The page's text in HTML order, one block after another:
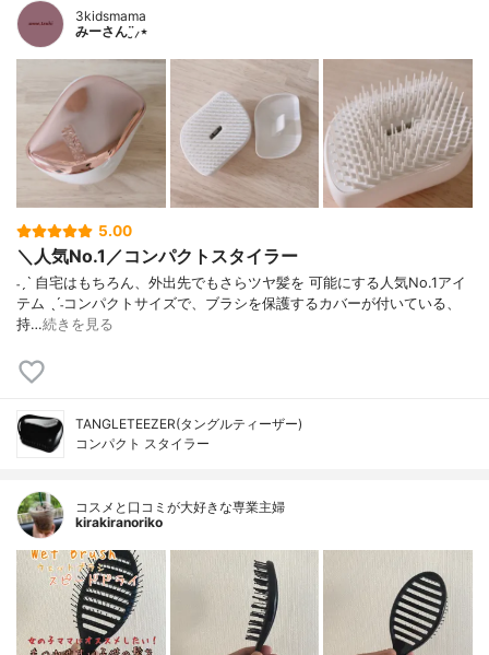
3kidsmama
みーさん¨̮⸝⋆
5.00
＼人気No.1／コンパクトスタイラー
˗ˏˋ 自宅はもちろん、外出先でもさらツヤ髪を 可能にする人気No.1アイ
テム ˎˊ˗コンパクトサイズで、ブラシを保護するカバーが付いている、
持…続きを見る
TANGLETEEZER(タングルティーザー)
コンパクト スタイラー
コスメと口コミが大好きな専業主婦
kirakiranoriko